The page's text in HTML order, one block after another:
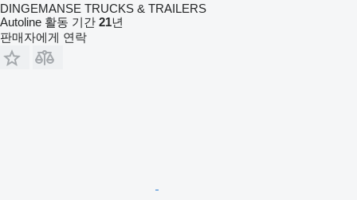
DINGEMANSE TRUCKS & TRAILERS
Autoline 활동 기간 21년
판매자에게 연락